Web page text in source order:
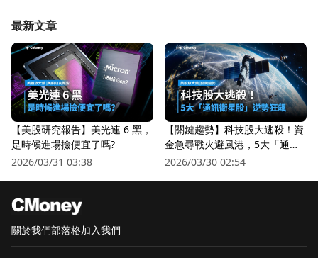
最新文章
【美股研究報告】美光連 6 黑，
是時候進場撿便宜了嗎?
2026/03/31 03:38
【關鍵趨勢】科技股大逃殺！資
金急尋戰火避風港，5大「通訊
衛星股」逆勢狂飆
2026/03/30 02:54
關於我們部落格加入我們